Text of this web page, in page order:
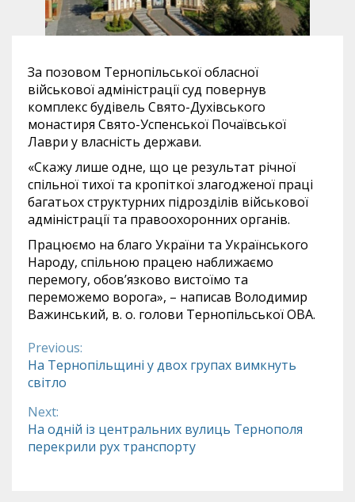
За позовом Тернопільської обласної
військової адміністрації суд повернув
комплекс будівель Свято-Духівського
монастиря Свято-Успенської Почаївської
Лаври у власність держави.
«Скажу лише одне, що це результат річної
спільної тихої та кропіткої злагодженої праці
багатьох структурних підрозділів військової
адміністрації та правоохоронних органів.
Працюємо на благо України та Українського
Народу, спільною працею наближаємо
перемогу, обовʼязково вистоїмо та
переможемо ворога», – написав Володимир
Важинський, в. о. голови Тернопільської ОВА.
Continue
Reading
Previous:
На Тернопільщині у двох групах вимкнуть
світло
Next:
На одній із центральних вулиць Тернополя
перекрили рух транспорту